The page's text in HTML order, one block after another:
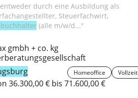
durch eine Ausbildung als
(alle m/w/d..."
gmbh + co. kg
Homeoffice Vollzeit
36.300,00 € bis 71.600,00 €